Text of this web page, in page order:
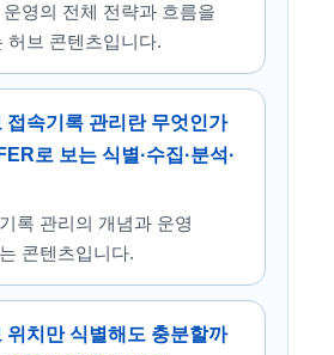
영의 전체 전략과 흐름을
허브 콘텐츠입니다.
접속기록 관리란 무엇인가
로 보는 식별·수집·분석·
록 관리의 개념과 운영
콘텐츠입니다.
위치만 식별해도 충분할까